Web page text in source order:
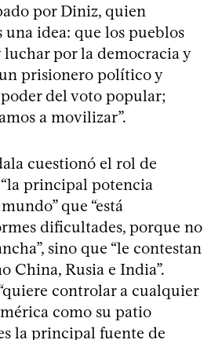
por Diniz, quien
una idea: que los pueblos
luchar por la democracia y
prisionero político y
del voto popular;
a movilizar”.
cuestionó el rol de
principal potencia
que “está
dificultades, porque no
sino que “le contestan
China, Rusia e India”.
controlar a cualquier
como su patio
la principal fuente de